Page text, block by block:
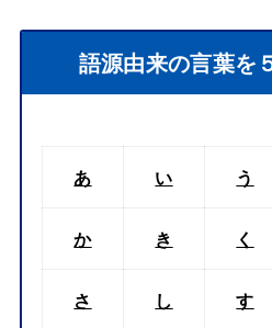
語源由来の言葉を
あ い う
か き く
さ し す